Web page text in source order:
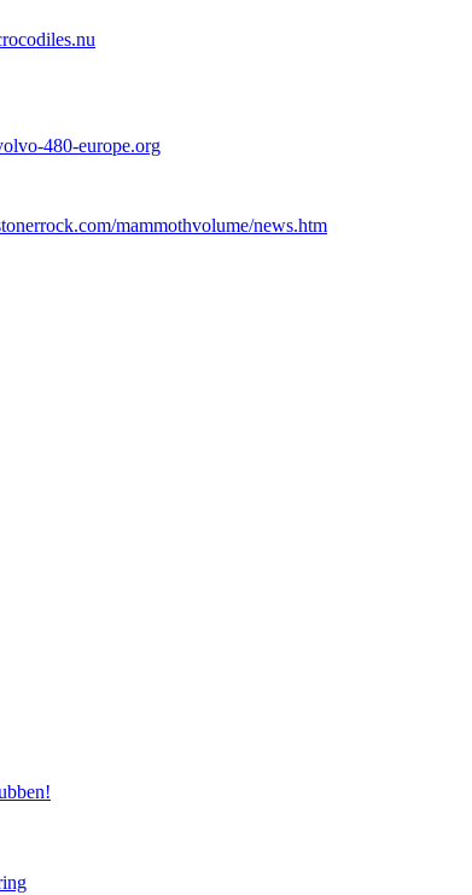
480-europe.org
mammothvolume/news.htm